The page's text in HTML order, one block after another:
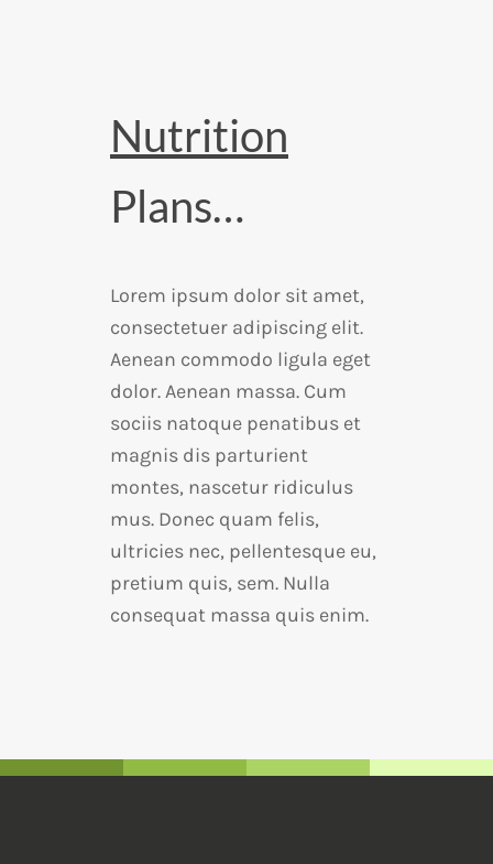
Nutrition
Plans…
Lorem ipsum dolor sit amet,
consectetuer adipiscing elit.
Aenean commodo ligula eget
dolor. Aenean massa. Cum
sociis natoque penatibus et
magnis dis parturient
montes, nascetur ridiculus
mus. Donec quam felis,
ultricies nec, pellentesque eu,
pretium quis, sem. Nulla
consequat massa quis enim.